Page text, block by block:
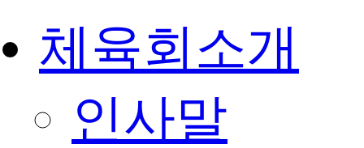
체육회소개
인사말